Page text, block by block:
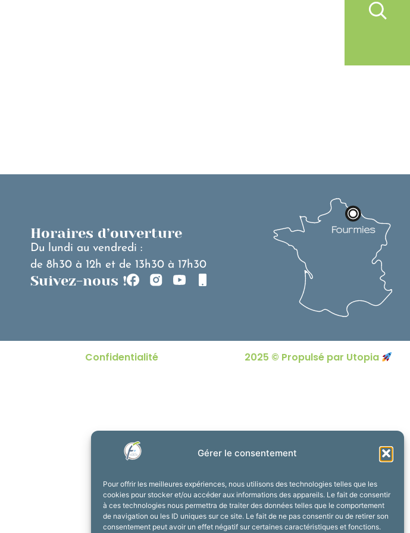
Gérer le consentement
Pour offrir les meilleures expériences, nous utilisons des technologies telles que les
cookies pour stocker et/ou accéder aux informations des appareils. Le fait de consentir
à ces technologies nous permettra de traiter des données telles que le comportement
de navigation ou les ID uniques sur ce site. Le fait de ne pas consentir ou de retirer son
consentement peut avoir un effet négatif sur certaines caractéristiques et fonctions.
Horaires d’ouverture
Du lundi au vendredi :
de 8h30 à 12h et de 13h30 à 17h30
Suivez-nous !
Confidentialité 2025 © Propulsé par Utopia